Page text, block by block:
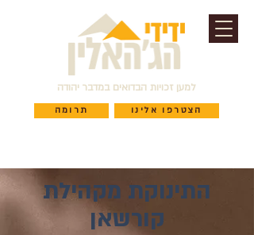
למען זכויות הבדואים במדבר יהודה
תרומה הצטרפו אלינו
התינוקת מקהילת
קורשאן